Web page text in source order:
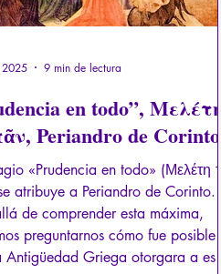
en todo”, Μελέτη
Periandro de Corinto
«Prudencia en todo» (Μελέτη τὸ
atribuye a Periandro de Corinto.
de comprender esta máxima,
preguntarnos cómo fue posible
Antigüedad Griega otorgara a este
9 min de lectura